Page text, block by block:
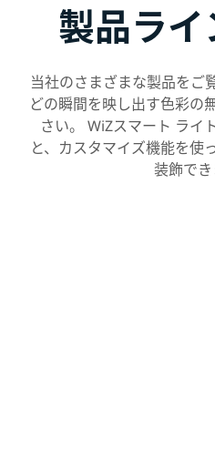
製品ラ
当社のさまざまな製品をご
どの瞬間を映し出す色彩の
さい。 WiZスマート ライ
と、カスタマイズ機能を使
装飾でき